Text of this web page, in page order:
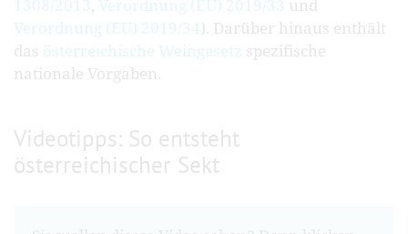
1308/2013, Verordnung (EU) 2019/33 und
Verordnung (EU) 2019/34 ). Darüber hinaus enthält
das österreichische Weingesetz spezifische
nationale Vorgaben.
Videotipps: So entsteht
österreichischer Sekt